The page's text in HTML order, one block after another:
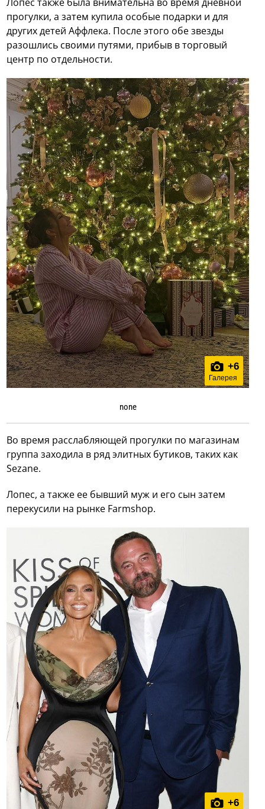
Лопес также была внимательна во время дневной
прогулки, а затем купила особые подарки и для
других детей Аффлека. После этого обе звезды
разошлись своими путями, прибыв в торговый
центр по отдельности.
+6
Галерея
none
Во время расслабляющей прогулки по магазинам
группа заходила в ряд элитных бутиков, таких как
Sezane.
Лопес, а также ее бывший муж и его сын затем
перекусили на рынке Farmshop.
+6